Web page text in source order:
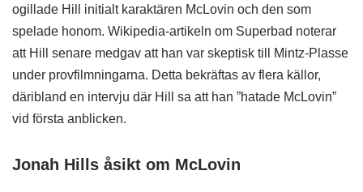
ogillade Hill initialt karaktären McLovin och den som
spelade honom. Wikipedia-artikeln om Superbad noterar
att Hill senare medgav att han var skeptisk till Mintz-Plasse
under provfilmningarna. Detta bekräftas av flera källor,
däribland en intervju där Hill sa att han ”hatade McLovin”
vid första anblicken.
Jonah Hills åsikt om McLovin